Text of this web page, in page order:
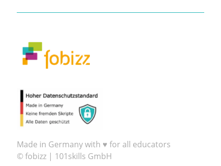
Made in Germany with ♥ for all educators
© fobizz | 101skills GmbH